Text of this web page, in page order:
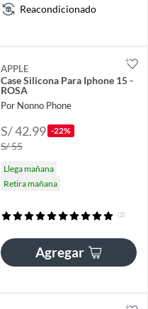
Reacondicionado
APPLE
Case Silicona Para Iphone 15 -
ROSA
Por Nonno Phone
S/ 42.99 -22%
S/ 55
Llega mañana
Retira mañana
(2)
Agregar